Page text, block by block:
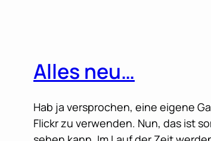
Alles neu…
Hab ja versprochen, eine eigene
Flickr zu verwenden. Nun, das ist